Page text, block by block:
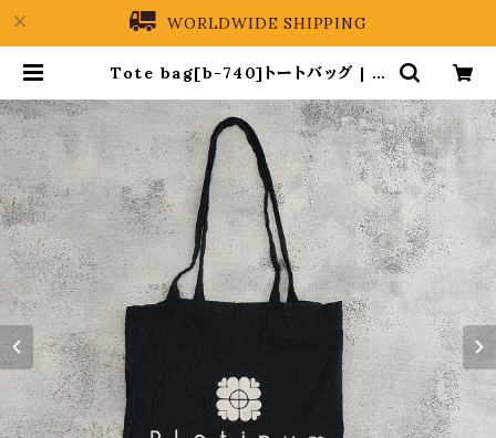
WORLDWIDE SHIPPING
Tote bag[b-740]トートバッグ | P